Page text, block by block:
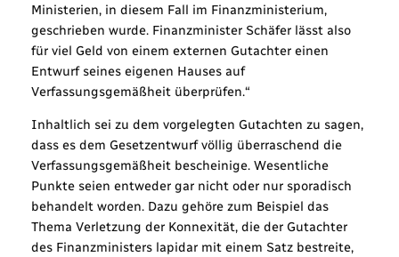
Ministerien, in diesem Fall im Finanzministerium,
geschrieben wurde. Finanzminister Schäfer lässt also
für viel Geld von einem externen Gutachter einen
Entwurf seines eigenen Hauses auf
Verfassungsgemäßheit überprüfen.“
Inhaltlich sei zu dem vorgelegten Gutachten zu sagen,
dass es dem Gesetzentwurf völlig überraschend die
Verfassungsgemäßheit bescheinige. Wesentliche
Punkte seien entweder gar nicht oder nur sporadisch
behandelt worden. Dazu gehöre zum Beispiel das
Thema Verletzung der Konnexität, die der Gutachter
des Finanzministers lapidar mit einem Satz bestreite,